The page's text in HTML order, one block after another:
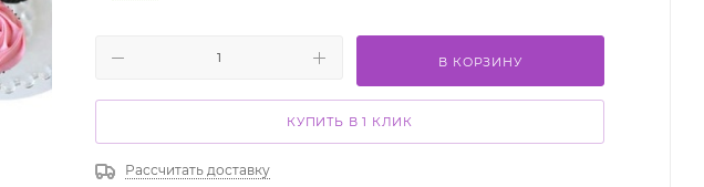
В КОРЗИНУ
КУПИТЬ В 1 КЛИК
Рассчитать доставку